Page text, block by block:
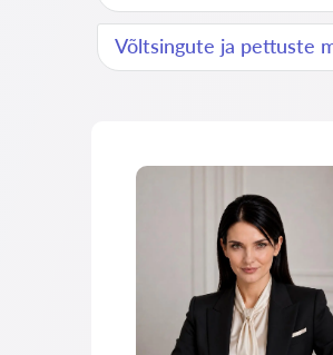
Võltsingute ja pettuste